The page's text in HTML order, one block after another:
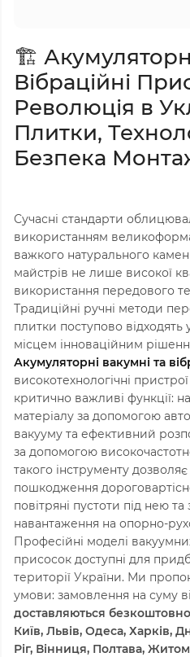
🏗️
Вібраційні
Революція в
Плитки,
Безпека
Сучасні стандарти
використанням
важкого натурального
майстрів не лише високої
використання передового
Традиційні ручні методи
плитки поступово
місцем інноваційним
Акумуляторні вакумні та
високотехнологічні
критично важливі функції:
матеріалу за допомогою
вакууму та ефективний
за допомогою
такого інструменту
пошкодження
повітряні пустоти під нею
навантаження на опорно-
Професійні моделі
присосок доступні для
території України. Ми
умови: замовлення на суму
доставляються безкоштовно
Київ, Львів, Одеса, Харків,
Ріг, Вінниця, Полтава,